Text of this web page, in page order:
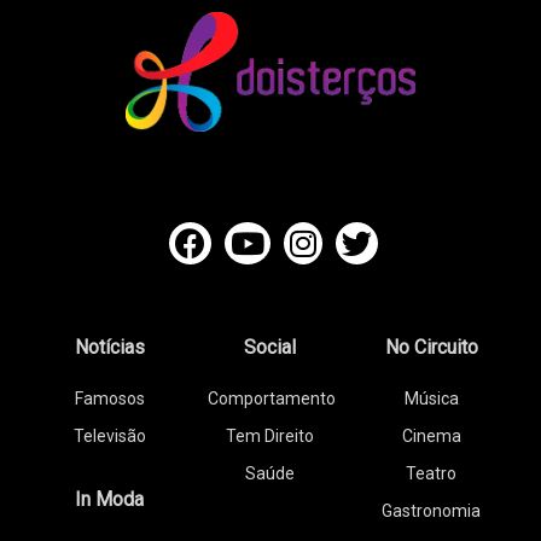
Notícias
Famosos
Televisão
In Moda
Social
Comportamento
Tem Direito
Saúde
No Circuito
Música
Cinema
Teatro
Gastronomia